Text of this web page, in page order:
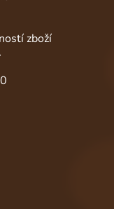
zboží